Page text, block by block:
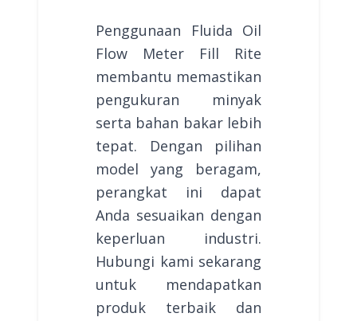
Penggunaan Fluida Oil
Flow Meter Fill Rite
membantu memastikan
pengukuran minyak
serta bahan bakar lebih
tepat. Dengan pilihan
model yang beragam,
perangkat ini dapat
Anda sesuaikan dengan
keperluan industri.
Hubungi kami sekarang
untuk mendapatkan
produk terbaik dan